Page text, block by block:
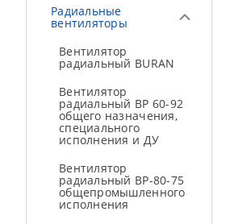
Радиальные
вентиляторы
Вентилятор
радиальный BURAN
Вентилятор
радиальный ВР 60-92
общего назначения,
специального
исполнения и ДУ
Вентилятор
радиальный ВР-80-75
общепромышленного
исполнения